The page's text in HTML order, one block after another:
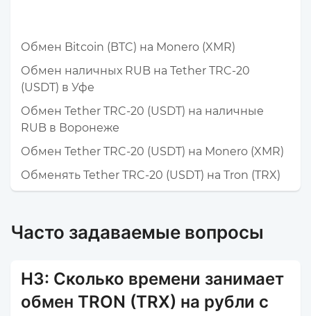
Обмен Bitcoin (BTC) на Monero (XMR)
Обмен наличных RUB на Tether TRC-20
(USDT) в Уфе
Обмен Tether TRC-20 (USDT) на наличные
RUB в Воронеже
Обмен Tether TRC-20 (USDT) на Monero (XMR)
Обменять Tether TRC-20 (USDT) на Tron (TRX)
Часто задаваемые вопросы
Н3: Сколько времени занимает
обмен TRON (TRX) на рубли с